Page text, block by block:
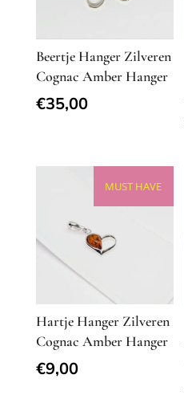
Beertje Hanger Zilveren
Cognac Amber Hanger
€35,00
MUST HAVE
Hartje Hanger Zilveren
Cognac Amber Hanger
€9,00